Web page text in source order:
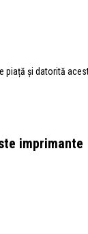
piață și datorită
imprimante